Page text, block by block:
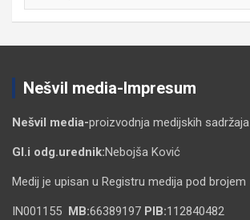
Nešvil media-Impresum
Nešvil media-proizvodnja medijskih sadržaja
Gl.i odg.urednik:Nebojša Ković
Medij je upisan u Registru medija pod brojem
IN001155 MB:66389197 PIB:112840482